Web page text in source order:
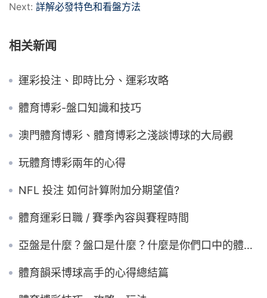
Next: 詳解必發特色和看盤方法
相关新闻
運彩投注、即時比分、運彩攻略
體育博彩-盤口知識和技巧
澳門體育博彩、體育博彩之淺談博球的大局觀
玩體育博彩兩年的心得
NFL 投注 如何計算附加分期望值?
體育運彩日職 / 賽季內容與賽程時間
亞盤是什麼？盤口是什麼？什麼是你們口中的體育博彩
體育韻采博球高手的心得總結篇